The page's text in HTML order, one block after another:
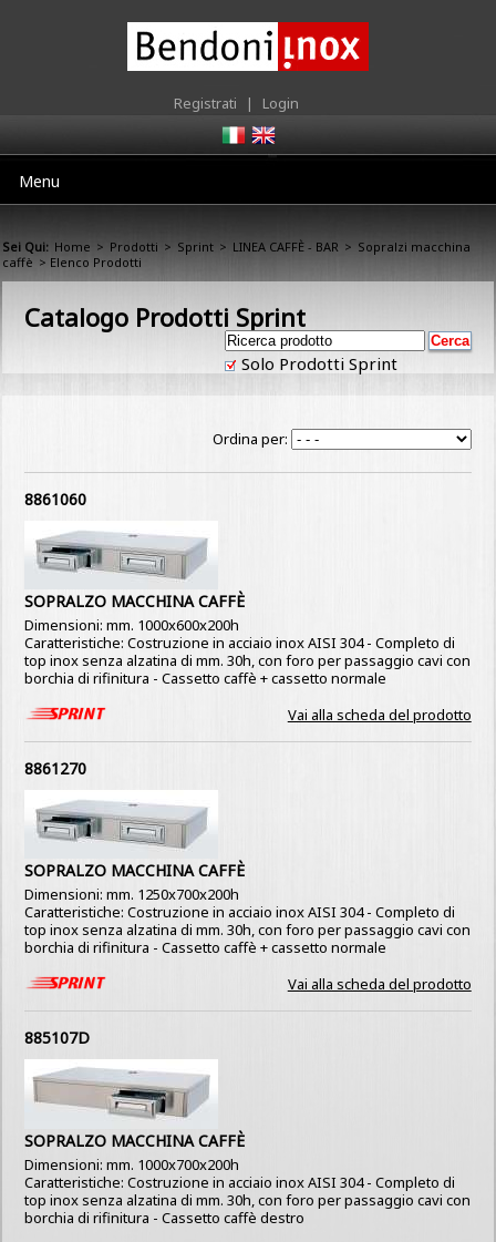
Registrati | Login
Menu
Sei Qui: Home > Prodotti > Sprint > LINEA CAFFÈ - BAR > Sopralzi macchina
caffè > Elenco Prodotti
Catalogo Prodotti Sprint
Solo Prodotti Sprint
Ordina per:
8861060
SOPRALZO MACCHINA CAFFÈ
Dimensioni: mm. 1000x600x200h
Caratteristiche: Costruzione in acciaio inox AISI 304 - Completo di
top inox senza alzatina di mm. 30h, con foro per passaggio cavi con
borchia di rifinitura - Cassetto caffè + cassetto normale
Vai alla scheda del prodotto
8861270
SOPRALZO MACCHINA CAFFÈ
Dimensioni: mm. 1250x700x200h
Caratteristiche: Costruzione in acciaio inox AISI 304 - Completo di
top inox senza alzatina di mm. 30h, con foro per passaggio cavi con
borchia di rifinitura - Cassetto caffè + cassetto normale
Vai alla scheda del prodotto
885107D
SOPRALZO MACCHINA CAFFÈ
Dimensioni: mm. 1000x700x200h
Caratteristiche: Costruzione in acciaio inox AISI 304 - Completo di
top inox senza alzatina di mm. 30h, con foro per passaggio cavi con
borchia di rifinitura - Cassetto caffè destro